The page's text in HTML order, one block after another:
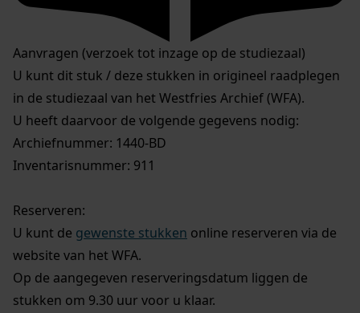
Aanvragen (verzoek tot inzage op de studiezaal)
U kunt dit stuk / deze stukken in origineel raadplegen
in de studiezaal van het Westfries Archief (WFA).
U heeft daarvoor de volgende gegevens nodig:
Archiefnummer: 1440-BD
Inventarisnummer: 911
Reserveren:
U kunt de gewenste stukken online reserveren via de
website van het WFA.
Op de aangegeven reserveringsdatum liggen de
stukken om 9.30 uur voor u klaar.